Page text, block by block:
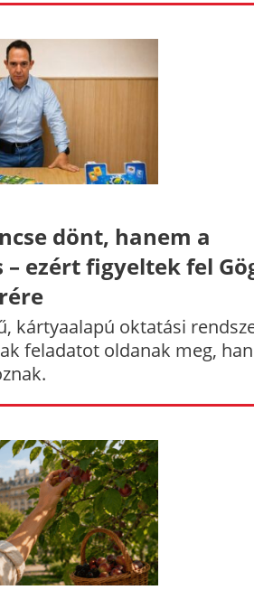
dönt, hanem a
ezért figyeltek fel
kártyaalapú oktatási
feladatot oldanak meg,